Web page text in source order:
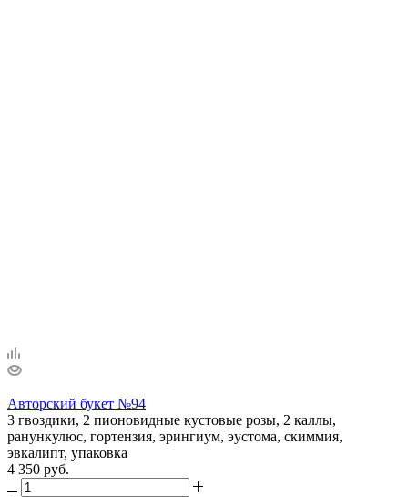
Авторский букет №94
3 гвоздики, 2 пионовидные кустовые розы, 2 каллы,
ранункулюс, гортензия, эрингиум, эустома, скиммия,
эвкалипт, упаковка
4 350 руб.